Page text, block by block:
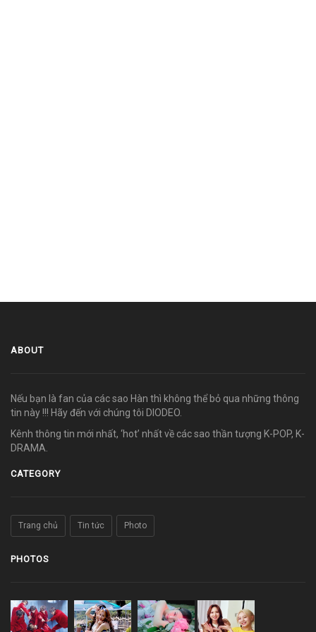
ABOUT
Nếu bạn là fan của các sao Hàn thì không thể bỏ qua những thông
tin này !!! Hãy đến với chúng tôi DIODEO.
Kênh thông tin mới nhất, ‘hot’ nhất về các sao thần tượng K-POP, K-
DRAMA.
CATEGORY
Trang chủ Tin tức Photo
PHOTOS